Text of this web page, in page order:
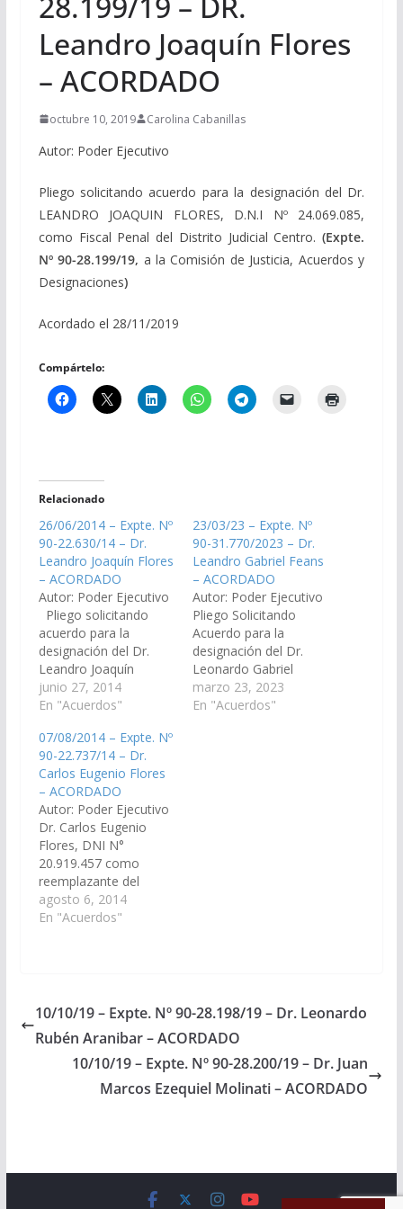
Leandro Joaquín Flores
– ACORDADO
octubre 10, 2019 Carolina Cabanillas
Autor: Poder Ejecutivo
Pliego solicitando acuerdo para la designación del Dr.
LEANDRO JOAQUIN FLORES, D.N.I Nº 24.069.085,
como Fiscal Penal del Distrito Judicial Centro.(Expte.
Nº 90-28.199/19, a la Comisión de Justicia, Acuerdos y
Designaciones)
Acordado el 28/11/2019
Compártelo:
Relacionado
26/06/2014 – Expte. Nº
90-22.630/14 – Dr.
Leandro Joaquín Flores
– ACORDADO
Autor: Poder Ejecutivo
Pliego solicitando
acuerdo para la
designación del Dr.
Leandro Joaquín
Flores, D.N.I. Nº
24.069.085, en el cargo
Distrito Judicial del
Centro. (Expte. Nº 90-
22.630/14 – A la
Comisión de Justicia,
Acuerdos y
Designaciones).
(Designación
Temporaria)
Acordado el
03/07/2014
junio 27, 2014
En "Acuerdos"
23/03/23 – Expte. Nº
90-31.770/2023 – Dr.
Leandro Gabriel Feans
– ACORDADO
Autor: Poder Ejecutivo
Pliego Solicitando
Acuerdo para la
designación del Dr.
Leonardo Gabriel
Feans, D.N.I. N°
29.337.215, en el cargo
marzo 23, 2023
En "Acuerdos"
07/08/2014 – Expte. Nº
90-22.737/14 – Dr.
Carlos Eugenio Flores
– ACORDADO
Autor: Poder Ejecutivo
Dr. Carlos Eugenio
Flores, DNI N°
20.919.457 como
reemplazante del
cargo de Defensor
Penal de Menores del
agosto 6, 2014
En "Acuerdos"
10/10/19 – Expte. Nº 90-28.198/19 – Dr. Leonardo
Rubén Aranibar – ACORDADO
10/10/19 – Expte. Nº 90-28.200/19 – Dr. Juan
Marcos Ezequiel Molinati – ACORDADO